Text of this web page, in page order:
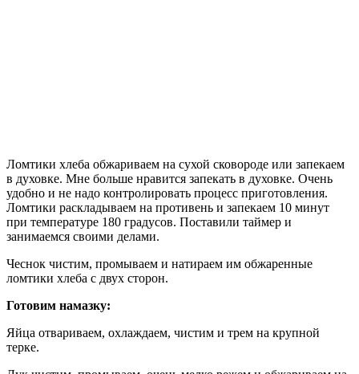
Ломтики хлеба обжариваем на сухой сковороде или запекаем
в духовке. Мне больше нравится запекать в духовке. Очень
удобно и не надо контролировать процесс приготовления.
Ломтики раскладываем на противень и запекаем 10 минут
при температуре 180 градусов. Поставили таймер и
занимаемся своими делами.
Чеснок чистим, промываем и натираем им обжаренные
ломтики хлеба с двух сторон.
Готовим намазку:
Яйца отвариваем, охлаждаем, чистим и трем на крупной
терке.